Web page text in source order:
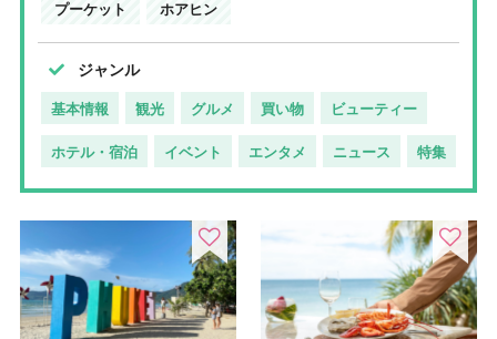
プーケット ホアヒン
ジャンル
基本情報 観光 グルメ 買い物 ビューティー
ホテル・宿泊 イベント エンタメ ニュース 特集